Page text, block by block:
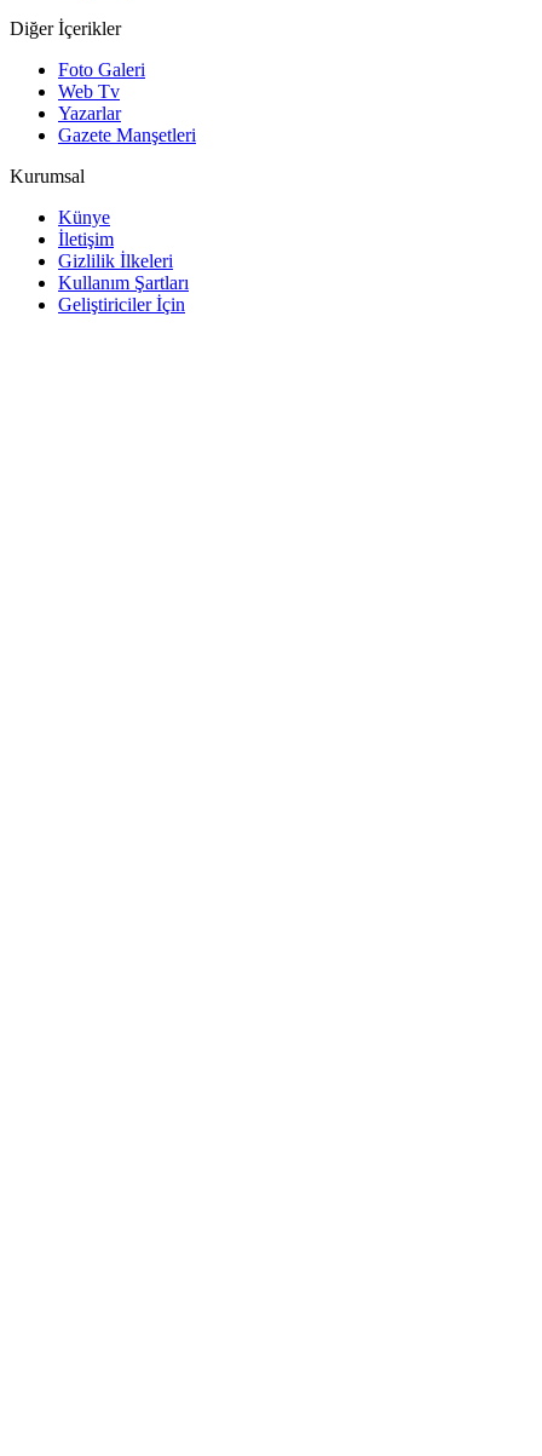
Diğer İçerikler
Foto Galeri
Web Tv
Yazarlar
Gazete Manşetleri
Kurumsal
Künye
İletişim
Gizlilik İlkeleri
Kullanım Şartları
Geliştiriciler İçin